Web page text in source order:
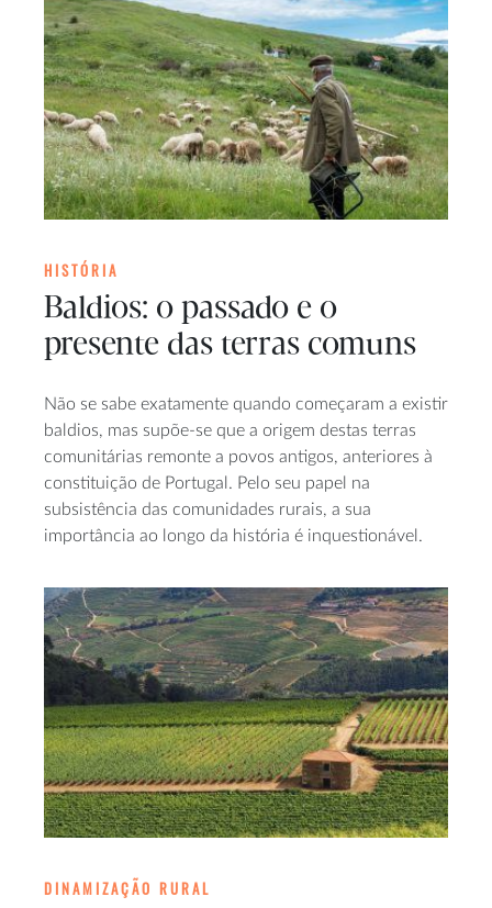
HISTÓRIA
Baldios: o passado e o
presente das terras comuns
Não se sabe exatamente quando começaram a existir
baldios, mas supõe-se que a origem destas terras
comunitárias remonte a povos antigos, anteriores à
constituição de Portugal. Pelo seu papel na
subsistência das comunidades rurais, a sua
importância ao longo da história é inquestionável.
DINAMIZAÇÃO RURAL